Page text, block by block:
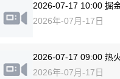
2026-07-17 10:00 掘
2026年-07月-17日
2026-07-17 09:00 热
2026年-07月-17日